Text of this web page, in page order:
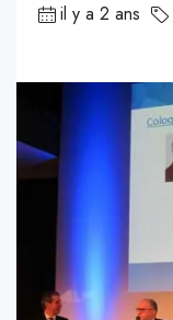
il y a 2 ans